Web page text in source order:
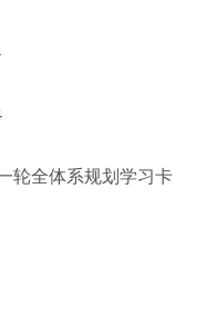
轮全体系规划学习卡